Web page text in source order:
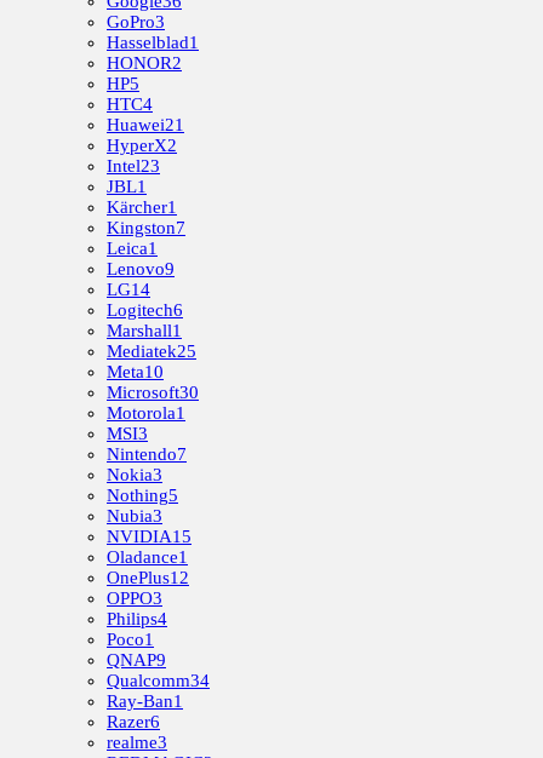
GoPro3
Hasselblad1
HONOR2
HP5
HTC4
Huawei21
HyperX2
Intel23
JBL1
Kärcher1
Kingston7
Leica1
Lenovo9
LG14
Logitech6
Marshall1
Mediatek25
Meta10
Microsoft30
Motorola1
MSI3
Nintendo7
Nokia3
Nothing5
Nubia3
NVIDIA15
Oladance1
OnePlus12
OPPO3
Philips4
Poco1
QNAP9
Qualcomm34
Ray-Ban1
Razer6
realme3